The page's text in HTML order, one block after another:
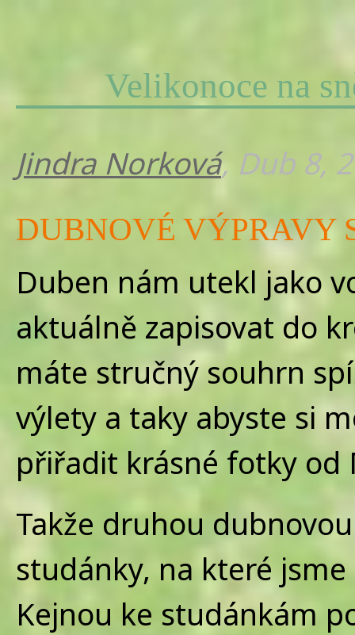
Velikonoce na
Jindra Norková, Dub 8,
DUBNOVÉ VÝPRAVY
Duben nám utekl jako
aktuálně zapisovat do
máte stručný souhrn
výlety a taky abyste si
přiřadit krásné fotky od
Takže druhou
studánky, na které
Kejnou ke studánkám